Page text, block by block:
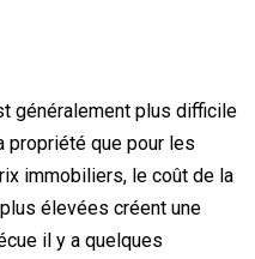
généralement plus difficile
propriété que pour les
immobiliers, le coût de la
élevées créent une
il y a quelques